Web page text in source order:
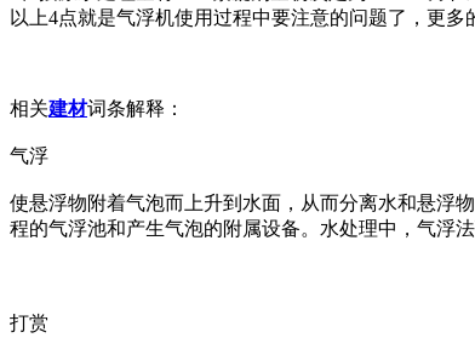
以上4点就是气浮机使用过程中要注意的问题了，更
相关建材词条解释：
气浮
使悬浮物附着气泡而上升到水面，从而分离水和悬浮
程的气浮池和产生气泡的附属设备。水处理中，气浮
打赏